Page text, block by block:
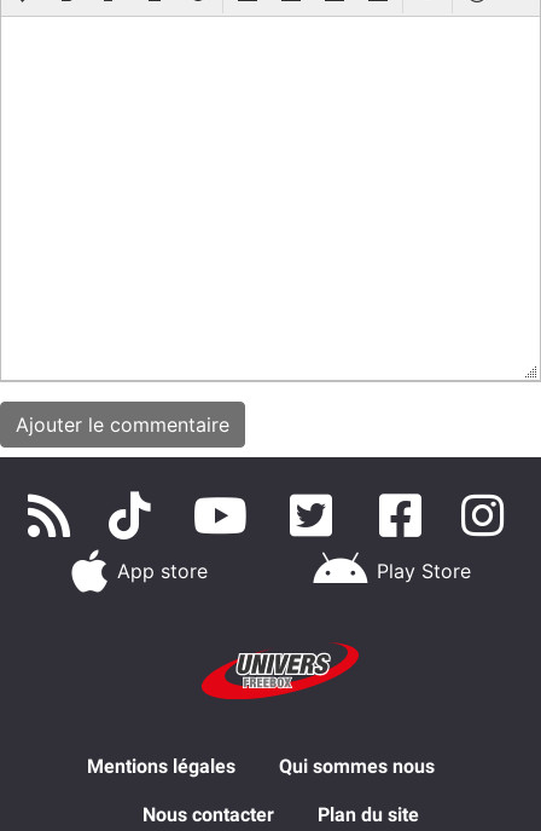
App store Play Store
Mentions légales Qui sommes nous
Nous contacter Plan du site